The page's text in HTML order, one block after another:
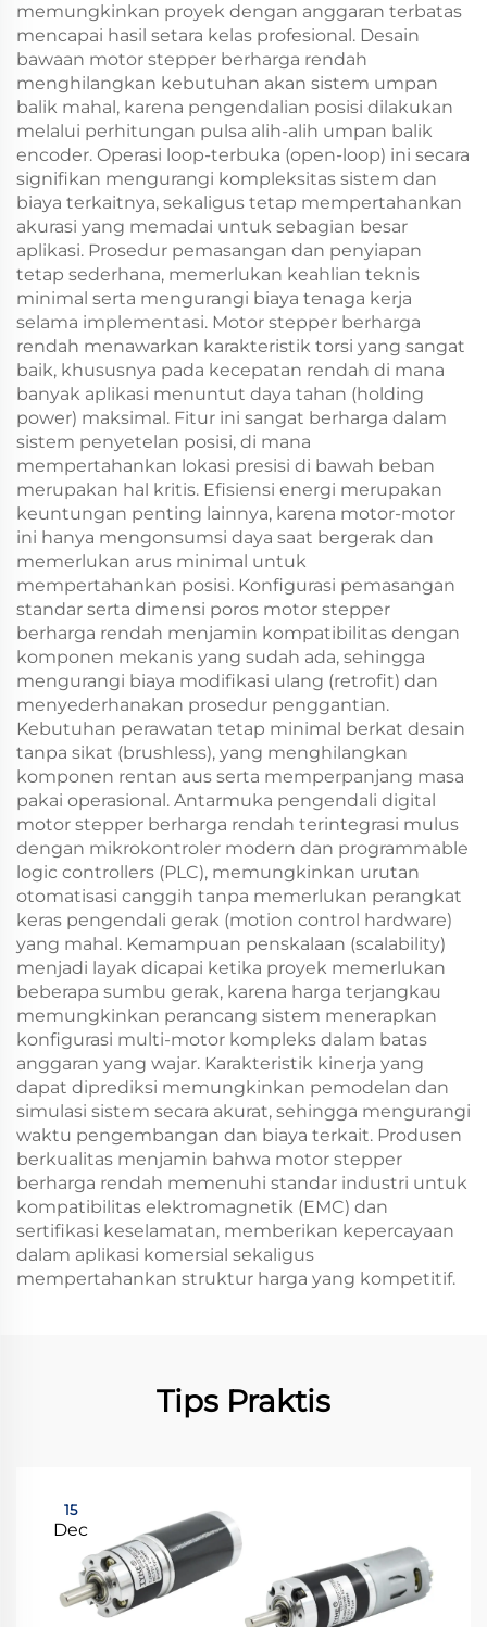
memungkinkan proyek dengan anggaran terbatas
mencapai hasil setara kelas profesional. Desain
bawaan motor stepper berharga rendah
menghilangkan kebutuhan akan sistem umpan
balik mahal, karena pengendalian posisi dilakukan
melalui perhitungan pulsa alih-alih umpan balik
encoder. Operasi loop-terbuka (open-loop) ini secara
signifikan mengurangi kompleksitas sistem dan
biaya terkaitnya, sekaligus tetap mempertahankan
akurasi yang memadai untuk sebagian besar
aplikasi. Prosedur pemasangan dan penyiapan
tetap sederhana, memerlukan keahlian teknis
minimal serta mengurangi biaya tenaga kerja
selama implementasi. Motor stepper berharga
rendah menawarkan karakteristik torsi yang sangat
baik, khususnya pada kecepatan rendah di mana
banyak aplikasi menuntut daya tahan (holding
power) maksimal. Fitur ini sangat berharga dalam
sistem penyetelan posisi, di mana
mempertahankan lokasi presisi di bawah beban
merupakan hal kritis. Efisiensi energi merupakan
keuntungan penting lainnya, karena motor-motor
ini hanya mengonsumsi daya saat bergerak dan
memerlukan arus minimal untuk
mempertahankan posisi. Konfigurasi pemasangan
standar serta dimensi poros motor stepper
berharga rendah menjamin kompatibilitas dengan
komponen mekanis yang sudah ada, sehingga
mengurangi biaya modifikasi ulang (retrofit) dan
menyederhanakan prosedur penggantian.
Kebutuhan perawatan tetap minimal berkat desain
tanpa sikat (brushless), yang menghilangkan
komponen rentan aus serta memperpanjang masa
pakai operasional. Antarmuka pengendali digital
motor stepper berharga rendah terintegrasi mulus
dengan mikrokontroler modern dan programmable
logic controllers (PLC), memungkinkan urutan
otomatisasi canggih tanpa memerlukan perangkat
keras pengendali gerak (motion control hardware)
yang mahal. Kemampuan penskalaan (scalability)
menjadi layak dicapai ketika proyek memerlukan
beberapa sumbu gerak, karena harga terjangkau
memungkinkan perancang sistem menerapkan
konfigurasi multi-motor kompleks dalam batas
anggaran yang wajar. Karakteristik kinerja yang
dapat diprediksi memungkinkan pemodelan dan
simulasi sistem secara akurat, sehingga mengurangi
waktu pengembangan dan biaya terkait. Produsen
berkualitas menjamin bahwa motor stepper
berharga rendah memenuhi standar industri untuk
kompatibilitas elektromagnetik (EMC) dan
sertifikasi keselamatan, memberikan kepercayaan
dalam aplikasi komersial sekaligus
mempertahankan struktur harga yang kompetitif.
Tips Praktis
15
Dec